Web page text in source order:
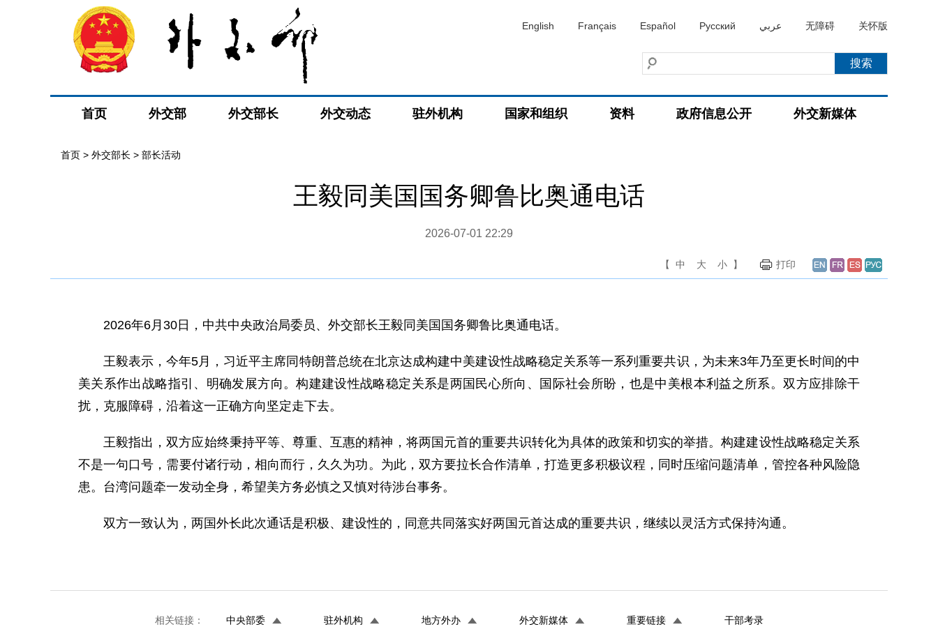
English Français Español Русский عربي 无障碍 关怀版
首页 外交部 外交部长 外交动态 驻外机构 国家和组织 资料 政府信息公开 外交新媒体
首页 > 外交部长 > 部长活动
王毅同美国国务卿鲁比奥通电话
2026-07-01 22:29
【 中 大 小 】 打印
2026年6月30日，中共中央政治局委员、外交部长王毅同美国国务卿鲁比奥通电话。
王毅表示，今年5月，习近平主席同特朗普总统在北京达成构建中美建设性战略稳定关系等一系列重要共识，为未来3年乃至更长时间的中
美关系作出战略指引、明确发展方向。构建建设性战略稳定关系是两国民心所向、国际社会所盼，也是中美根本利益之所系。双方应排除干
扰，克服障碍，沿着这一正确方向坚定走下去。
王毅指出，双方应始终秉持平等、尊重、互惠的精神，将两国元首的重要共识转化为具体的政策和切实的举措。构建建设性战略稳定关系
不是一句口号，需要付诸行动，相向而行，久久为功。为此，双方要拉长合作清单，打造更多积极议程，同时压缩问题清单，管控各种风险隐
患。台湾问题牵一发动全身，希望美方务必慎之又慎对待涉台事务。
双方一致认为，两国外长此次通话是积极、建设性的，同意共同落实好两国元首达成的重要共识，继续以灵活方式保持沟通。
相关链接： 中央部委 驻外机构 地方外办 外交新媒体 重要链接 干部考录